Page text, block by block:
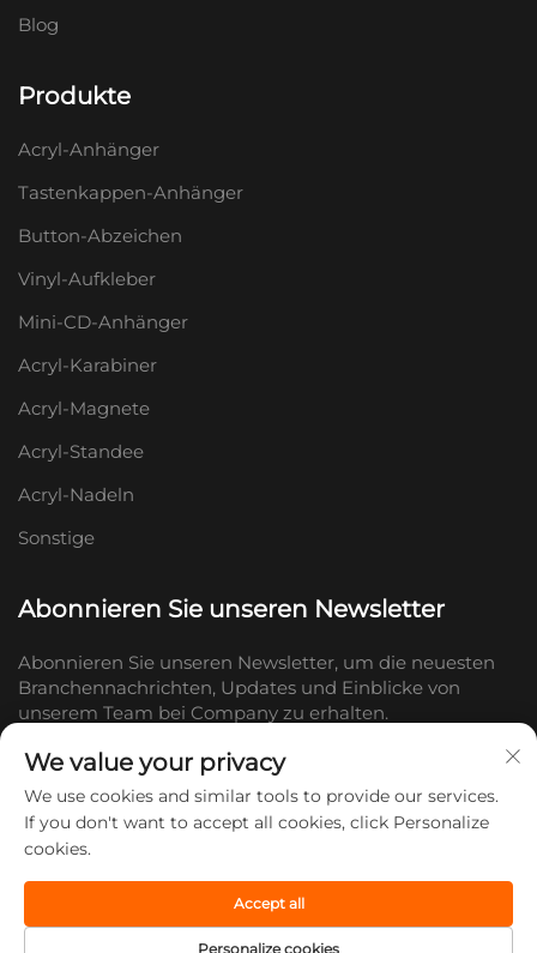
Blog
Produkte
Acryl-Anhänger
Tastenkappen-Anhänger
Button-Abzeichen
Vinyl-Aufkleber
Mini-CD-Anhänger
Acryl-Karabiner
Acryl-Magnete
Acryl-Standee
Acryl-Nadeln
Sonstige
Abonnieren Sie unseren Newsletter
Abonnieren Sie unseren Newsletter, um die neuesten
Branchennachrichten, Updates und Einblicke von
unserem Team bei Company zu erhalten.
Alle Rechte vorbehalten. -
We value your privacy
We use cookies and similar tools to provide our services.
If you don't want to accept all cookies, click Personalize
cookies.
Personalize cookies
Accept all